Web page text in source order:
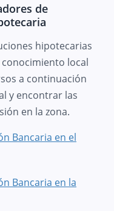
de
hipotecarias
local
a continuación
y encontrar las
en la zona.
Bancaria en el
Bancaria en la